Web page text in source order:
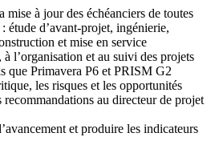
mise à jour des échéanciers de toutes
étude d’avant-projet, ingénierie,
et mise en service
l’organisation et au suivi des projets
que Primavera P6 et PRISM G2
les risques et les opportunités
au directeur de projet
et produire les indicateurs